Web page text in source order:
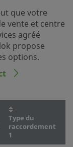
que votre
vente et centre
agréé
propose
options.
Type du
raccordement
1